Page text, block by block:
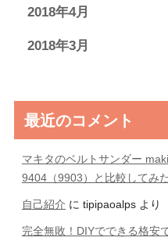
2018年4月
2018年3月
最近のコメント
マキタのベルトサンダー
9404（9903）と比較してみた
自己紹介 に tipipaoalpsより
完全無敗！DIYでできる格安